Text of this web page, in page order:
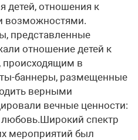
детей, отношения к
возможностями.
представленные
отношение детей к
в
баннеры, размещенные
верными
вечные ценности:
любовь.Широкий спектр
мероприятий был